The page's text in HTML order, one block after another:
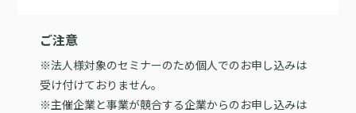
ご注意
※法人様対象のセミナーのため個人でのお申し込みは
受け付けておりません。
※主催企業と事業が競合する企業からのお申し込みは